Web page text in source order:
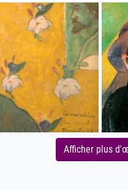
Afficher plus